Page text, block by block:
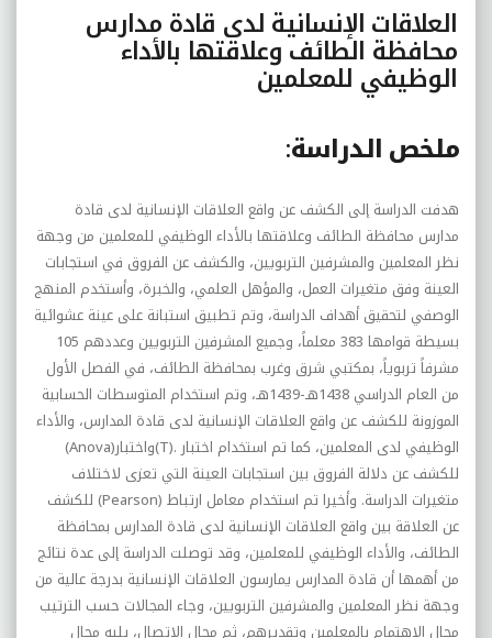
العلاقات الإنسانية لدى قادة مدارس
محافظة الطائف وعلاقتها بالأداء
الوظيفي للمعلمين
ملخص الدراسة:
هدفت الدراسة إلى الکشف عن واقع العلاقات الإنسانية لدى قادة
مدارس محافظة الطائف وعلاقتها بالأداء الوظيفي للمعلمين من وجهة
نظر المعلمين والمشرفين التربويين، والکشف عن الفروق في استجابات
العينة وفق متغيرات العمل، والمؤهل العلمي، والخبرة، وأستخدم المنهج
الوصفي لتحقيق أهداف الدراسة، وتم تطبيق استبانة على عينة عشوائية
بسيطة قوامها 383 معلماً، وجميع المشرفين التربويين وعددهم 105
مشرفاً تربوياً، بمکتبي شرق وغرب بمحافظة الطائف، في الفصل الأول
من العام الدراسي 1438هـ-1439هـ، وتم استخدام المتوسطات الحسابية
الموزونة للکشف عن واقع العلاقات الإنسانية لدى قادة المدارس، والأداء
الوظيفي لدى المعلمين، کما تم استخدام اختبار(T).واختبار(Anova)
للکشف عن دلالة الفروق بين استجابات العينة التي تعزى لاختلاف
متغيرات الدراسة. وأخيرا تم استخدام معامل ارتباط (Pearson) للکشف
عن العلاقة بين واقع العلاقات الإنسانية لدى قادة المدارس بمحافظة
الطائف، والأداء الوظيفي للمعلمين، وقد توصلت الدراسة إلى عدة نتائج
من أهمها أن قادة المدارس يمارسون العلاقات الإنسانية بدرجة عالية من
وجهة نظر المعلمين والمشرفين التربويين، وجاء المجالات حسب الترتيب
مجال الاهتمام بالمعلمين وتقديرهم، ثم مجال الاتصال، يليه مجال